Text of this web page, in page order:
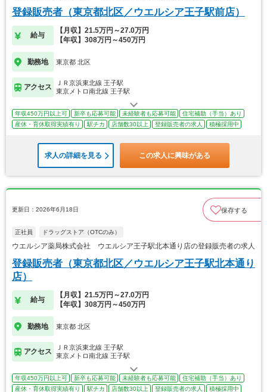
登録販売者（東京都北区／ウエルシア王子駅前店）
給与
【月収】21.5万円～27.0万円
【年収】308万円～450万円
勤務地 東京都 北区
アクセス
ＪＲ京浜東北線 王子駅
東京メトロ南北線 王子駅
年収450万円以上可 新卒も応募可能 未経験者も応募可能
住宅補助（手当）あり
産休・育休取得実績有り
駅チカ 店舗数30以上 登録販売者の求人 積極採用中
求人の詳細を見る この求人に興味がある
更新日：2026年6月18日 保存する
正社員 ドラッグストア（OTCのみ）
ウエルシア薬局株式会社 ウエルシア王子駅北本通り店の登録販売者の求人
登録販売者（東京都北区／ウエルシア王子駅北本通り
店）
給与
【月収】21.5万円～27.0万円
【年収】308万円～450万円
勤務地 東京都 北区
アクセス
ＪＲ京浜東北線 王子駅
東京メトロ南北線 王子駅
年収450万円以上可 新卒も応募可能 未経験者も応募可能
住宅補助（手当）あり
産休・育休取得実績有り
駅チカ 店舗数30以上 登録販売者の求人 積極採用中